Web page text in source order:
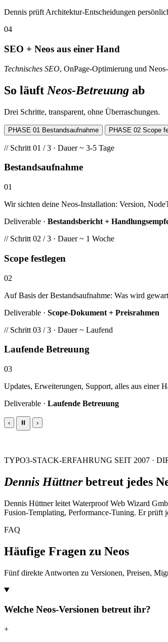
Dennis prüft Architektur-Entscheidungen
04
SEO + Neos aus einer Hand
Technisches SEO, OnPage-Optimierung und
So läuft Neos-Betreuung ab
Drei Schritte, transparent, ohne Überraschungen.
PHASE 01 Bestandsaufnahme PHASE 02 Scope
// Schritt 01 / 3 · Dauer ~ 3-5 Tage
Bestandsaufnahme
01
Wir sichten deine Neos-Installation: Version,
Deliverable · Bestandsbericht +
// Schritt 02 / 3 · Dauer ~ 1 Woche
Scope festlegen
02
Auf Basis der Bestandsaufnahme: Was wird
Deliverable · Scope-Dokument + Preisrahmen
// Schritt 03 / 3 · Dauer ~ Laufend
Laufende Betreuung
03
Updates, Erweiterungen, Support, alles aus einer
Deliverable · Laufende Betreuung
‹ ⏸ ›
TYPO3-STACK-ERFAHRUNG SEIT 2007 ·
Dennis Hüttnerbetreut jedes
Dennis Hüttner leitet Waterproof Web Wizard
Fusion-Templating, Performance-Tuning. Er prüft
FAQ
Häufige Fragen zu Neos
Fünf direkte Antworten zu Versionen, Preisen,
Welche Neos-Versionen betreut ihr?
+